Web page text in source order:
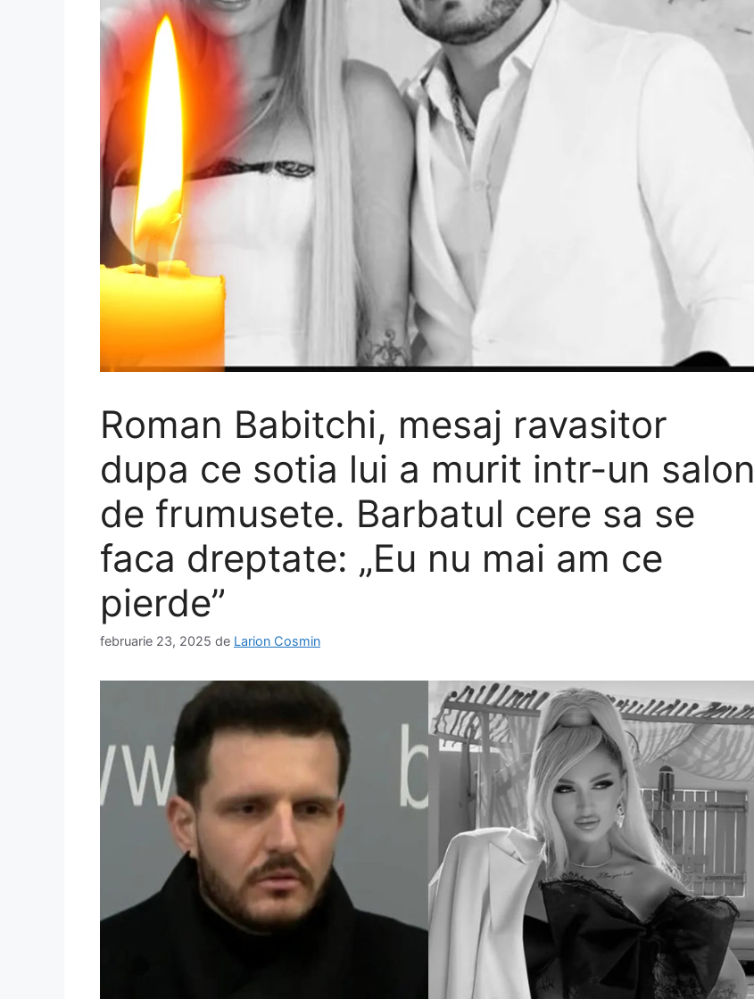
Roman Babitchi, mesaj ravasitor
dupa ce sotia lui a murit intr-un salon
de frumusete. Barbatul cere sa se
faca dreptate: „Eu nu mai am ce
pierde”
februarie 23, 2025 de Larion Cosmin